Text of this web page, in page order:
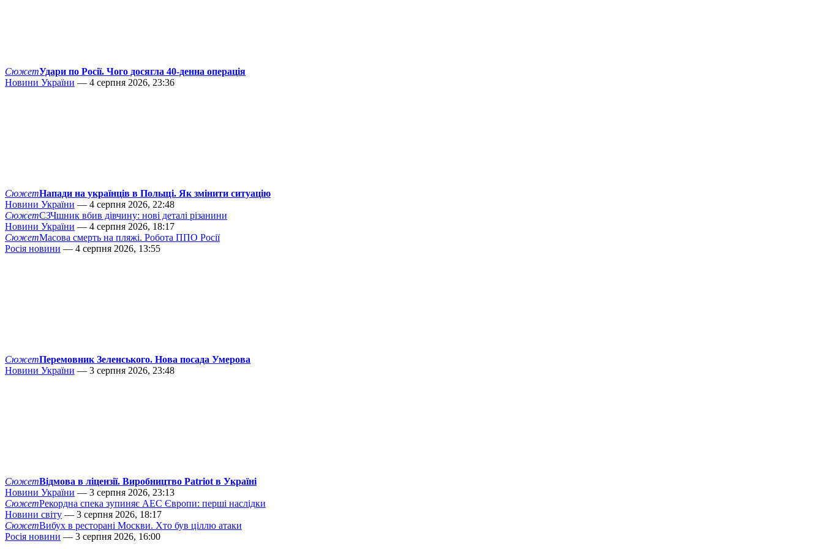
СюжетУдари по Росії. Чого досягла 40-денна операція
Новини України — 4 серпня 2026, 23:36
СюжетНапади на українців в Польщі. Як змінити ситуацію
Новини України — 4 серпня 2026, 22:48
СюжетСЗЧшник вбив дівчину: нові деталі різанини
Новини України — 4 серпня 2026, 18:17
СюжетМасова смерть на пляжі. Робота ППО Росії
Росія новини — 4 серпня 2026, 13:55
СюжетПеремовник Зеленського. Нова посада Умерова
Новини України — 3 серпня 2026, 23:48
СюжетВідмова в ліцензії. Виробництво Patriot в Україні
Новини України — 3 серпня 2026, 23:13
СюжетРекордна спека зупиняє АЕС Європи: перші наслідки
Новини світу — 3 серпня 2026, 18:17
СюжетВибух в ресторані Москви. Хто був ціллю атаки
Росія новини — 3 серпня 2026, 16:00